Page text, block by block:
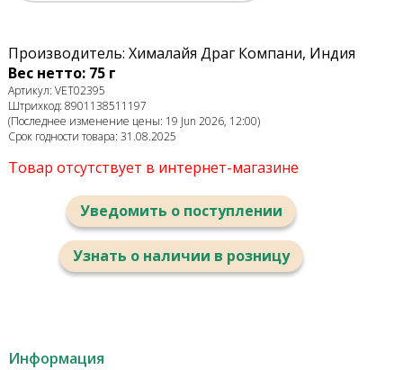
Производитель: Хималайя Драг Компани, Индия
Вес нетто: 75 г
Артикул: VET02395
Штрихкод: 8901138511197
(Последнее изменение цены: 19 Jun 2026, 12:00)
Срок годности товара: 31.08.2025
Товар отсутствует в интернет-магазине
Уведомить о поступлении
Узнать о наличии в розницу
Информация